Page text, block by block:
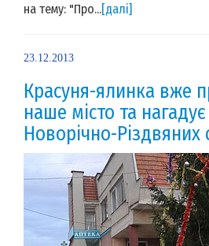
на тему: "Про...[далі]
23.12.2013
Красуня-ялинка вже
наше місто та
Новорічно-Різдвяних